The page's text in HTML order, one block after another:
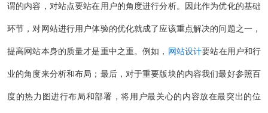
谓的内容，对站点要站在用户的角度进行分析。因此作为优化的基础
环节，对网站进行用户体验的优化就成了应该重点解决的问题之一，
提高网站本身的质量才是重中之重。例如， 网站设计要站在用户和行
业的角度来分析和布局；最后，对于重要版块的内容我们最好参照百
度的热力图进行布局和部署，将用户最关心的内容放在最突出的位